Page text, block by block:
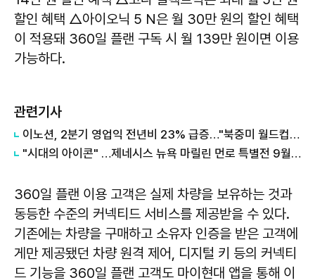
할인 혜택 △아이오닉 5 N은 월 30만 원의 할인 혜택
이 적용돼 360일 플랜 구독 시 월 139만 원이면 이용
가능하다.
관련기사
이노션, 2분기 영업익 전년비 23% 급증…"북중미 월드컵, 제네시스 르망 효과"
"시대의 아이콘" …제네시스 뉴욕 마릴린 먼로 특별전 9월까지 연장
360일 플랜 이용 고객은 실제 차량을 보유하는 것과
동등한 수준의 커넥티드 서비스를 제공받을 수 있다.
기존에는 차량을 구매하고 소유자 인증을 받은 고객에
게만 제공됐던 차량 원격 제어, 디지털 키 등의 커넥티
드 기능을 360일 플랜 고객도 마이현대 앱을 통해 이